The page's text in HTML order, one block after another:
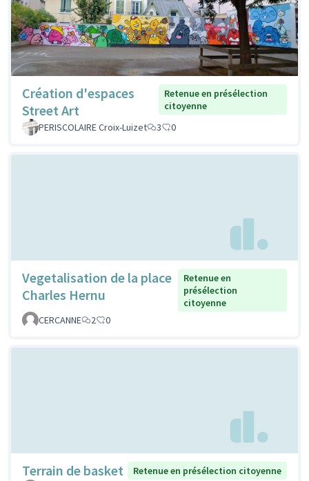
Création d'espaces
Street Art
Retenue en présélection
citoyenne
PERISCOLAIRE Croix-Luizet
3 0
Vegetalisation de la place
Charles Hernu
Retenue en
présélection
citoyenne
CERCANNE
2 0
Terrain de basket
Retenue en présélection citoyenne